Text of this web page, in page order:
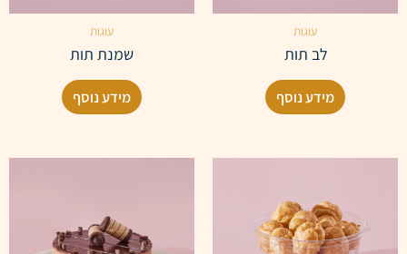
עוגות
לב תות
מידע נוסף
עוגות
שמנת תות
מידע נוסף